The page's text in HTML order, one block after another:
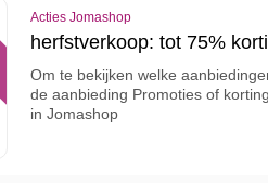
Acties Jomashop
herfstverkoop: tot 75%
Om te bekijken welke
de aanbieding Promoties of
in Jomashop